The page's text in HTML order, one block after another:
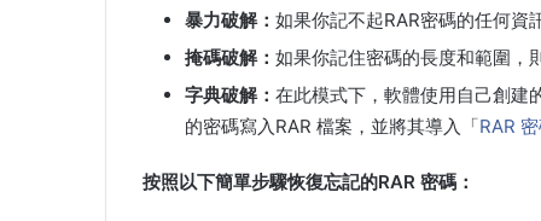
暴力破解： 如果你記不起RAR密碼的任何資
掩碼破解： 如果你記住密碼的長度和範圍，
字典破解： 在此模式下，軟體使用自己創建
的密碼寫入RAR 檔案，並將其導入「RAR
按照以下簡單步驟恢復忘記的RAR 密碼：